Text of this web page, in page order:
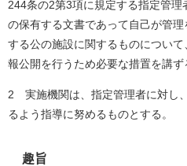
244条の2第3項に規定する指定管
の保有する文書であって自己が管
する公の施設に関するものについ
報公開を行うため必要な措置を講ず
2 実施機関は、指定管理者に対し
るよう指導に努めるものとする。
趣旨